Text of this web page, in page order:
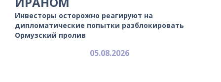
Инвесторы осторожно реагируют на
дипломатические попытки разблокировать
Ормузский пролив
05.08.2026